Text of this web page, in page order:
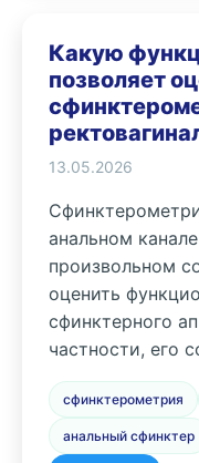
Какую
позволяет
13.05.2026
анальном
произвольном
оценить
сфинктерного
частности, его
сфинктерометрия
анальный сфинктер